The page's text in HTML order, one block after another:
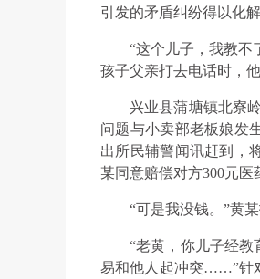
引发的矛盾纠纷得以化解
“这个儿子，我教
孩子父亲打去电话时，
兴业县蒲塘镇北寮
问题与小卖部老板娘发
出所民辅警闻讯赶到，
某同意赔偿对方300元医
“可是我没钱。”黄
“老黄，你儿子经
易和他人起冲突……”针